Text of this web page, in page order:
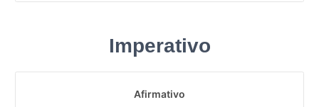
Imperativo
Afirmativo